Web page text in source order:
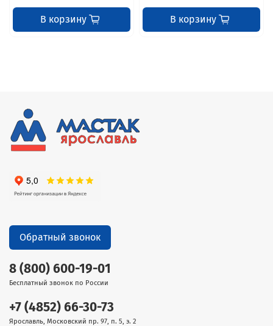
В корзину В корзину
8 (800) 600-19-01
Бесплатный звонок по России
+7 (4852) 66-30-73
Ярославль, Московский пр. 97, п. 5, э. 2
Обратный звонок